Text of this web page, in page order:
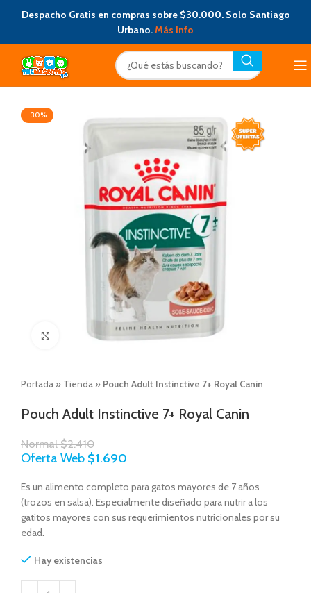
Despacho Gratis en compras sobre $30.000. Solo Santiago
Urbano.Más Info
-30%
Click to enlarge
Portada » Tienda » Pouch Adult Instinctive 7+ Royal Canin
Pouch Adult Instinctive 7+ Royal Canin
Normal$2.410
Oferta Web $1.690
Es un alimento completo para gatos mayores de 7 años
(trozos en salsa). Especialmente diseñado para nutrir a los
gatitos mayores con sus requerimientos nutricionales por su
edad.
Hay existencias